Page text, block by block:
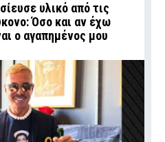
υλικό από τις
Όσο και αν έχω
ο αγαπημένος μου